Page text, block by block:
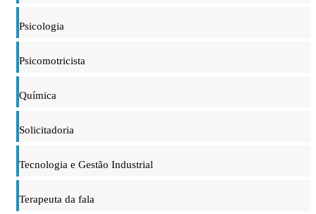
Psicologia
Psicomotricista
Química
Solicitadoria
Tecnologia e Gestão Industrial
Terapeuta da fala